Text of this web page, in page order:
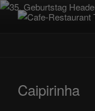
Zum
Inhalt
Caipirinha